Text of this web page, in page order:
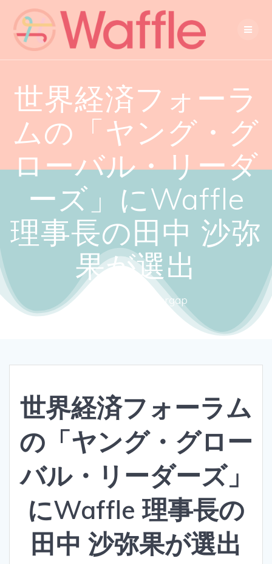
世界経済フォーラ
ムの「ヤング・グ
ローバル・リーダ
ーズ」にWaffle
理事長の田中 沙弥
果が選出
Close the gendergap
世界経済フォーラム
の「ヤング・グロー
バル・リーダーズ」
にWaffle 理事長の
田中 沙弥果が選出